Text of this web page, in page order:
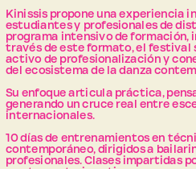
Kinissis propone una experiencia
estudiantes y profesionales de
programa intensivo de formación,
través de este formato, el festival
activo de profesionalización y
del ecosistema de la danza
Su enfoque articula práctica,
generando un cruce real entre
internacionales.
10 días de entrenamientos en
contemporáneo, dirigidos a
profesionales. Clases impartidas